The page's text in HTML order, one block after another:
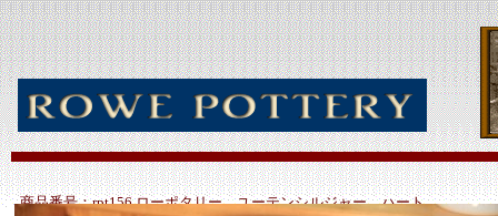
商品番号：rpt156 ローポタリー ユーテンシルジャー ハート